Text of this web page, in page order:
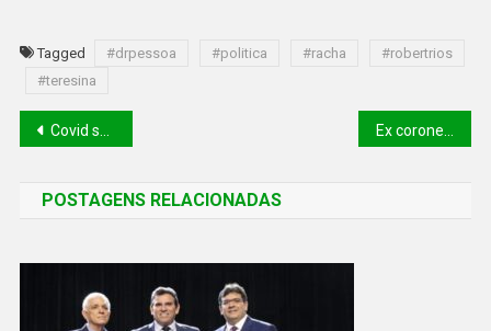
Tagged #drpessoa #politica #racha
#robertrios
#teresina
Covid segue em estabilidade no Piauí mesmo com represamento de casos
POSTAGENS RELACIONADAS